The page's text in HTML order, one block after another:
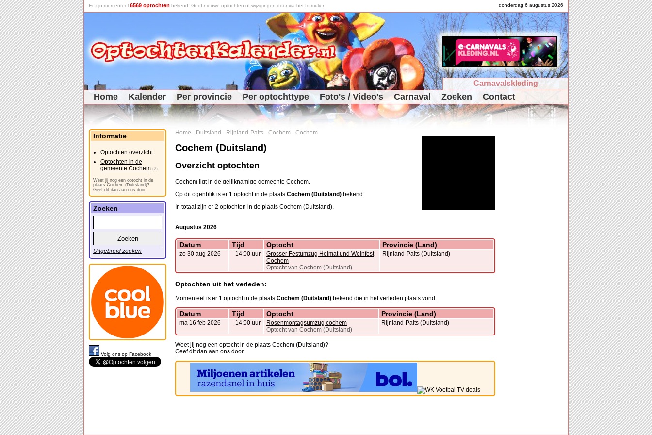
donderdag 6 augustus 2026
Er zijn momenteel 6569 optochten bekend. Geef nieuwe optochten of wijzigingen door via het formulier.
Carnavalskleding
Home Kalender Per provincie Per optochttype Foto's / Video's Carnaval Zoeken Contact
Home - Duitsland - Rijnland-Palts - Cochem - Cochem
Cochem (Duitsland)
Overzicht optochten
Cochem ligt in de gelijknamige gemeente Cochem.
Op dit ogenblik is er 1 optocht in de plaats Cochem (Duitsland) bekend.
In totaal zijn er 2 optochten in de plaats Cochem (Duitsland).
Augustus 2026
Datum Tijd Optocht Provincie (Land)
zo 30 aug 2026 14:00 uur
Grosser Festumzug Heimat und Weinfest
Cochem
Optocht van Cochem (Duitsland)
Rijnland-Palts (Duitsland)
Optochten uit het verleden:
Momenteel is er 1 optocht in de plaats Cochem (Duitsland) bekend die in het verleden plaats vond.
Datum Tijd Optocht Provincie (Land)
ma 16 feb 2026 14:00 uur
Rosenmontagsumzug cochem
Optocht van Cochem (Duitsland)
Rijnland-Palts (Duitsland)
Weet jij nog een optocht in de plaats Cochem (Duitsland)?
Geef dit dan aan ons door.
Informatie
Optochten overzicht
Optochten in de
gemeente Cochem (2)
Weet jij nog een optocht in de
plaats Cochem (Duitsland)?
Geef dit dan aan ons door.
Zoeken
Uitgebreid zoeken
Volg ons op Facebook